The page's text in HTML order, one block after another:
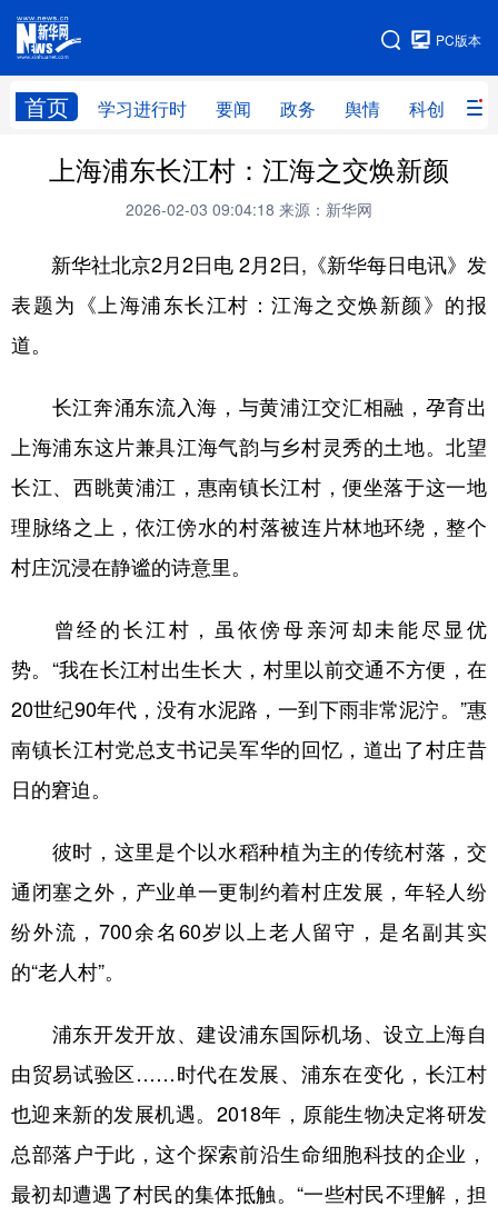
PC版本
首页 学习进行时 要闻 政务 舆情 科创 产
网站地图
首页 学习进行时 要闻 政务
科创 产经
旅游 教育 民生 文化
房产 体育 健康 图片
上海浦东长江村：江海之交焕新颜
2026-02-03 09:04:18 来源：新华网
新华社北京2月2日电 2月2日,《新华每日电讯》发
表题为《上海浦东长江村：江海之交焕新颜》的报
道。
长江奔涌东流入海，与黄浦江交汇相融，孕育出
上海浦东这片兼具江海气韵与乡村灵秀的土地。北望
长江、西眺黄浦江，惠南镇长江村，便坐落于这一地
理脉络之上，依江傍水的村落被连片林地环绕，整个
村庄沉浸在静谧的诗意里。
曾经的长江村，虽依傍母亲河却未能尽显优
势。“我在长江村出生长大，村里以前交通不方便，在
20世纪90年代，没有水泥路，一到下雨非常泥泞。”惠
南镇长江村党总支书记吴军华的回忆，道出了村庄昔
日的窘迫。
彼时，这里是个以水稻种植为主的传统村落，交
通闭塞之外，产业单一更制约着村庄发展，年轻人纷
纷外流，700余名60岁以上老人留守，是名副其实
的“老人村”。
浦东开发开放、建设浦东国际机场、设立上海自
由贸易试验区……时代在发展、浦东在变化，长江村
也迎来新的发展机遇。2018年，原能生物决定将研发
总部落户于此，这个探索前沿生命细胞科技的企业，
最初却遭遇了村民的集体抵触。“一些村民不理解，担